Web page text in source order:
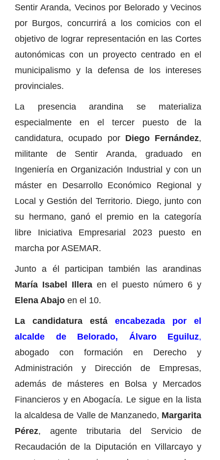
Sentir Aranda, Vecinos por Belorado y Vecinos
por Burgos, concurrirá a los comicios con el
objetivo de lograr representación en las Cortes
autonómicas con un proyecto centrado en el
municipalismo y la defensa de los intereses
provinciales.
La presencia arandina se materializa
especialmente en el tercer puesto de la
candidatura, ocupado porDiego Fernández,
militante de Sentir Aranda, graduado en
Ingeniería en Organización Industrial y con un
máster en Desarrollo Económico Regional y
Local y Gestión del Territorio. Diego, junto con
su hermano, ganó el premio en la categoría
libre Iniciativa Empresarial 2023 puesto en
marcha por ASEMAR.
Junto a él participan también las arandinas
María Isabel Illera en el puesto número 6 y
Elena Abajo en el 10.
La candidatura está encabezada por el
alcalde de Belorado, Álvaro Eguiluz,
abogado con formación en Derecho y
Administración y Dirección de Empresas,
además de másteres en Bolsa y Mercados
Financieros y en Abogacía. Le sigue en la lista
la alcaldesa de Valle de Manzanedo, Margarita
Pérez, agente tributaria del Servicio de
Recaudación de la Diputación en Villarcayo y